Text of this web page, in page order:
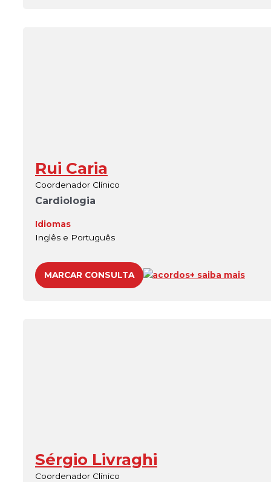
Rui Caria
Coordenador Clínico
Cardiologia
Idiomas
Inglês e Português
MARCAR CONSULTA acordos+ saiba mais
Sérgio Livraghi
Coordenador Clínico